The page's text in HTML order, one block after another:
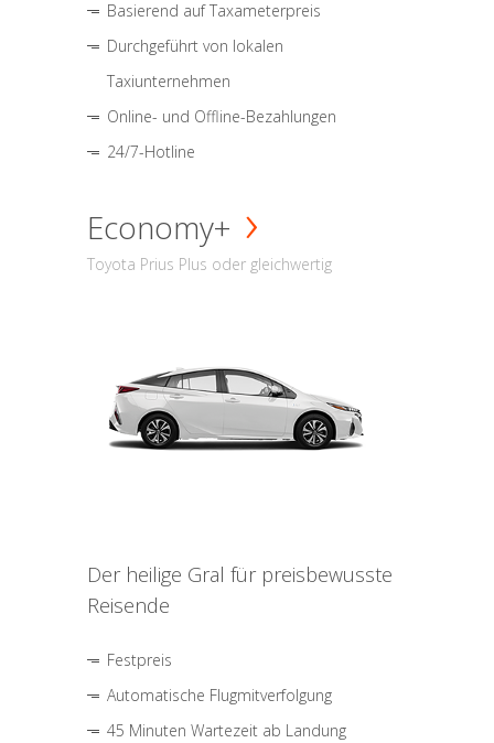
Basierend auf Taxameterpreis
Durchgeführt von lokalen
Taxiunternehmen
Online- und Offline-Bezahlungen
24/7-Hotline
Economy+
Toyota Prius Plus oder gleichwertig
Der heilige Gral für preisbewusste
Reisende
Festpreis
Automatische Flugmitverfolgung
45 Minuten Wartezeit ab Landung